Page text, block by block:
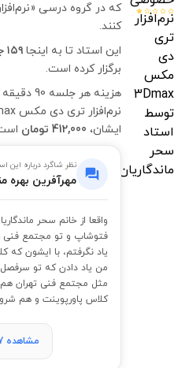
که در گروه درسی
کنند.
این استاد تا به اینجا ۱۵۹ جلسه موفق
برگزار کرده است.
هزینه
ایشان، 412,000 تومان
نظر شاگرد درباره این
مهرآفرین بهره
واقعا از خانم سحر
فتوشاپ و تو مجتمع فنی
یاد نگرفتم، با ایشون که
من یاد دادن که تو سرفصل
مثل مجتمع فنی تهران هم
کلاس پاورپوینت و هم
مشاهده 17 دیدگاه دیگر